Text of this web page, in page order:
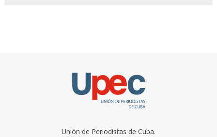
Unión de Periodistas de Cuba.